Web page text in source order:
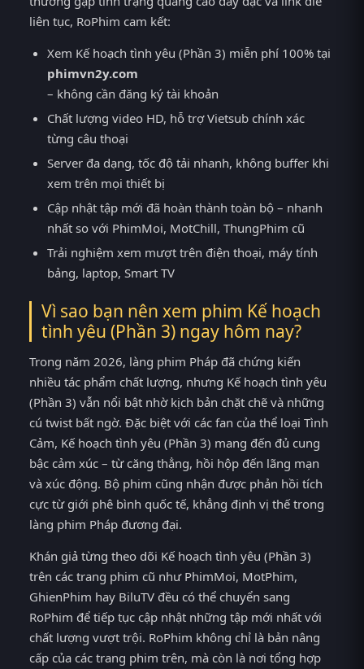
liên tục, RoPhim cam kết:
Xem Kế hoạch tình yêu (Phần 3) miễn phí 100% tại
phimvn2y.com
– không cần đăng ký tài khoản
Chất lượng video HD, hỗ trợ Vietsub chính xác
từng câu thoại
Server đa dạng, tốc độ tải nhanh, không buffer khi
xem trên mọi thiết bị
Cập nhật tập mới đã hoàn thành toàn bộ – nhanh
nhất so với PhimMoi, MotChill, ThungPhim cũ
Trải nghiệm xem mượt trên điện thoại, máy tính
bảng, laptop, Smart TV
Vì sao bạn nên xem phim Kế hoạch
tình yêu (Phần 3) ngay hôm nay?
Trong năm 2026, làng phim Pháp đã chứng kiến
nhiều tác phẩm chất lượng, nhưng Kế hoạch tình yêu
(Phần 3) vẫn nổi bật nhờ kịch bản chặt chẽ và những
cú twist bất ngờ. Đặc biệt với các fan của thể loại Tình
Cảm, Kế hoạch tình yêu (Phần 3) mang đến đủ cung
bậc cảm xúc – từ căng thẳng, hồi hộp đến lãng mạn
và xúc động. Bộ phim cũng nhận được phản hồi tích
cực từ giới phê bình quốc tế, khẳng định vị thế trong
làng phim Pháp đương đại.
Khán giả từng theo dõi Kế hoạch tình yêu (Phần 3)
trên các trang phim cũ như PhimMoi, MotPhim,
GhienPhim hay BiluTV đều có thể chuyển sang
RoPhim để tiếp tục cập nhật những tập mới nhất với
chất lượng vượt trội. RoPhim không chỉ là bản nâng
cấp của các trang phim trên, mà còn là nơi tổng hợp